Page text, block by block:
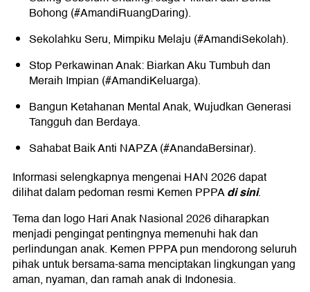
Bohong (#AmandiRuangDaring).
Sekolahku Seru, Mimpiku Melaju (#AmandiSekolah).
Stop Perkawinan Anak: Biarkan Aku Tumbuh dan
Meraih Impian (#AmandiKeluarga).
Bangun Ketahanan Mental Anak, Wujudkan Generasi
Tangguh dan Berdaya.
Sahabat Baik Anti NAPZA (#AnandaBersinar).
Informasi selengkapnya mengenai HAN 2026 dapat
dilihat dalam pedoman resmi Kemen PPPAdi sini.
Tema dan logo Hari Anak Nasional 2026 diharapkan
menjadi pengingat pentingnya memenuhi hak dan
perlindungan anak. Kemen PPPA pun mendorong seluruh
pihak untuk bersama-sama menciptakan lingkungan yang
aman, nyaman, dan ramah anak di Indonesia.